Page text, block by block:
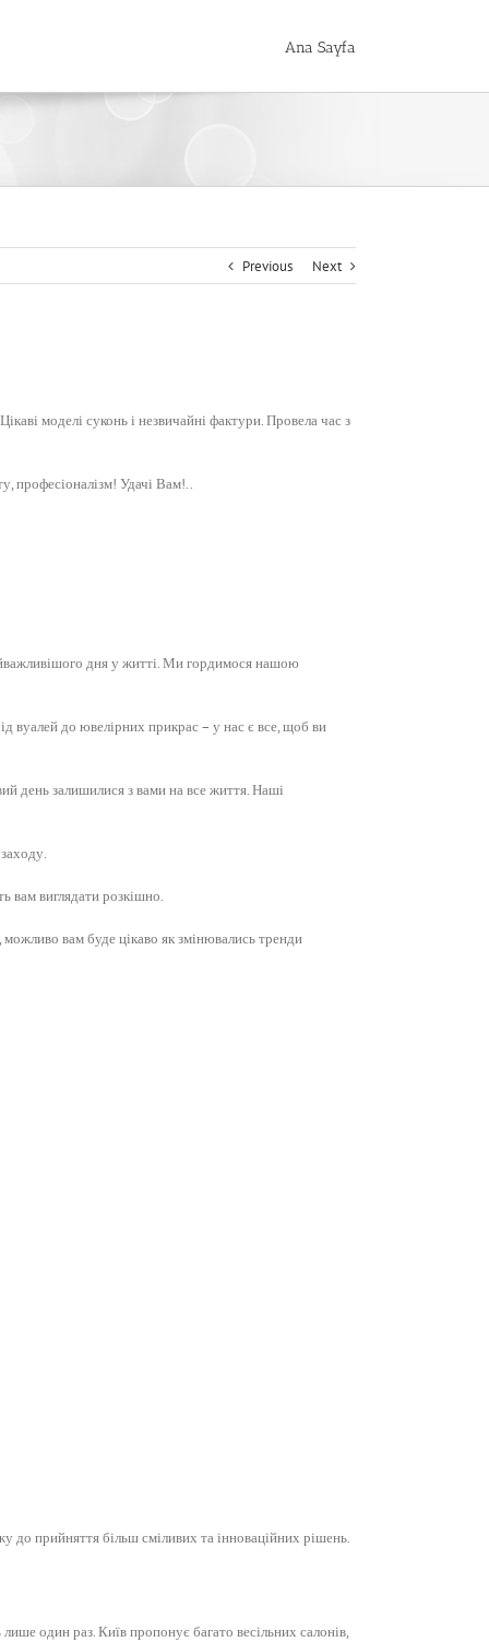
Ana Sayfa
Previous Next
Цікаві моделі суконь і незвичайні фактури. Провела час з
професіоналізм! Удачі Вам!..
дня у житті. Ми гордимося нашою
вуалей до ювелірних прикрас – у нас є все, щоб ви
день залишилися з вами на все життя. Наші
вам виглядати розкішно.
вам буде цікаво як змінювались тренди
до прийняття більш сміливих та інноваційних рішень.
один раз. Київ пропонує багато весільних салонів,